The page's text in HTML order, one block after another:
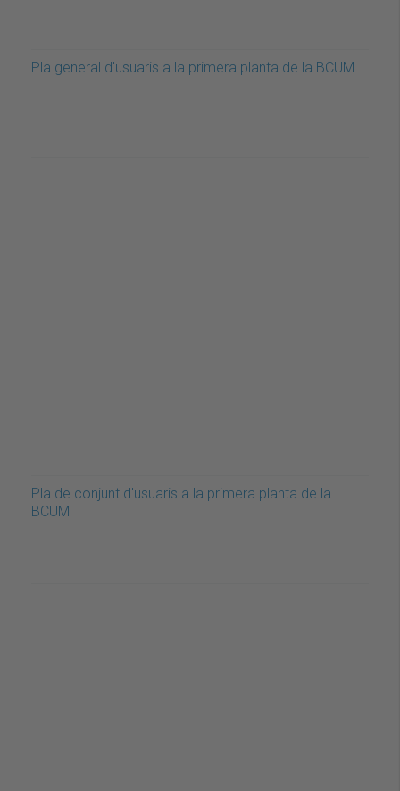
Pla general d'usuaris a la primera planta de la BCUM
Pla de conjunt d'usuaris a la primera planta de la
BCUM